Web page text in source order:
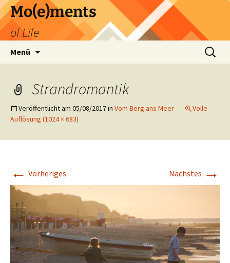
Zum
Inhalt
springen
Mo(e)ments
of Life
Menü
Suchen
nach:
Strandromantik
Veröffentlicht am 05/08/2017in Vom Berg ans Meer
Volle
Auflösung (1024 × 683)
← Vorheriges Nächstes →